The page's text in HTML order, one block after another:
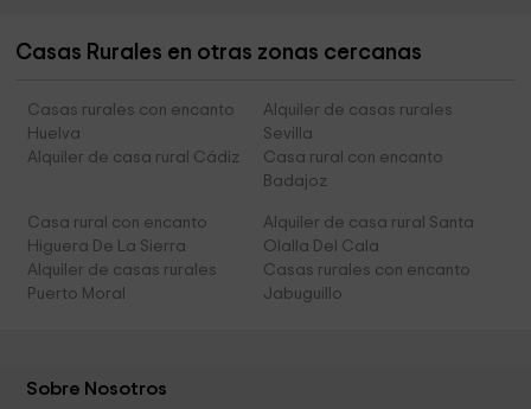
Casas Rurales en otras zonas cercanas
Casas rurales con encanto
Huelva
Alquiler de casas rurales
Sevilla
Alquiler de casa rural Cádiz
Casa rural con encanto
Badajoz
Casa rural con encanto
Higuera De La Sierra
Alquiler de casa rural Santa
Olalla Del Cala
Alquiler de casas rurales
Puerto Moral
Casas rurales con encanto
Jabuguillo
Sobre Nosotros